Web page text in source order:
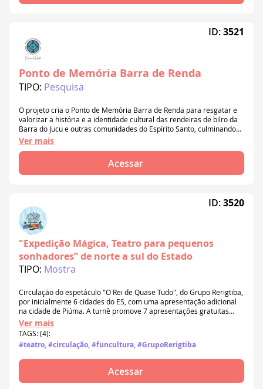
Ponto de Memória Barra de Renda
TIPO: Pesquisa
ID:3521
O projeto cria o Ponto de Memória Barra de Renda para resgatar e
valorizar a história e a identidade cultural das rendeiras de bilro da
Barra do Jucu e outras comunidades do Espírito Santo, culminando
em um site/acervo. A iniciativa usa a museologia social para
preservar essa tradição, outrora a principal fonte de renda de
muitas mulheres de comunidades pesqueiras capixabas.
Ver mais
Acessar
"Expedição Mágica, Teatro para pequenos
sonhadores” de norte a sul do Estado
TIPO: Mostra
ID:3520
Circulação do espetáculo "O Rei de Quase Tudo", do Grupo Rerigtiba,
por inicialmente 6 cidades do ES, com uma apresentação adicional
na cidade de Piúma. A turnê promove 7 apresentações gratuitas
com bate-papo, levando uma divertida comédia que traz à cena
números de mágica e palhaçaria e dialoga com questões ambientais
de preservação, hábitos de consumo e reciclagem.
Ver mais
TAGS: (4):
#teatro, #circulação, #funcultura, #GrupoRerigtiba
Acessar